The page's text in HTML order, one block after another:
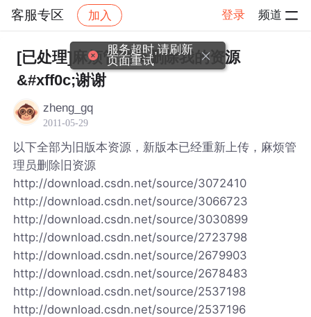
客服专区 加入 登录 频道
社区 客服专区 帖子详情
[已处理]麻烦管理员删除我的资源
&#xff0c;谢谢
zheng_gq
2011-05-29
以下全部为旧版本资源，新版本已经重新上传，麻烦管
理员删除旧资源
http://download.csdn.net/source/3072410
http://download.csdn.net/source/3066723
http://download.csdn.net/source/3030899
http://download.csdn.net/source/2723798
http://download.csdn.net/source/2679903
http://download.csdn.net/source/2678483
http://download.csdn.net/source/2537198
http://download.csdn.net/source/2537196
服务超时,请刷新
页面重试